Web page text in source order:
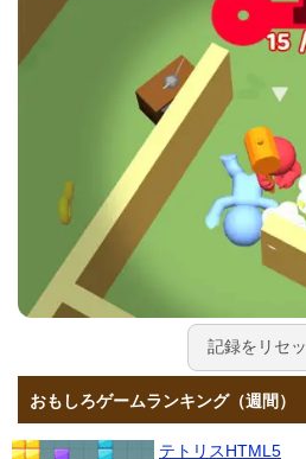
記録をリセ
おもしろゲームランキング（週間）
テトリスHTML5